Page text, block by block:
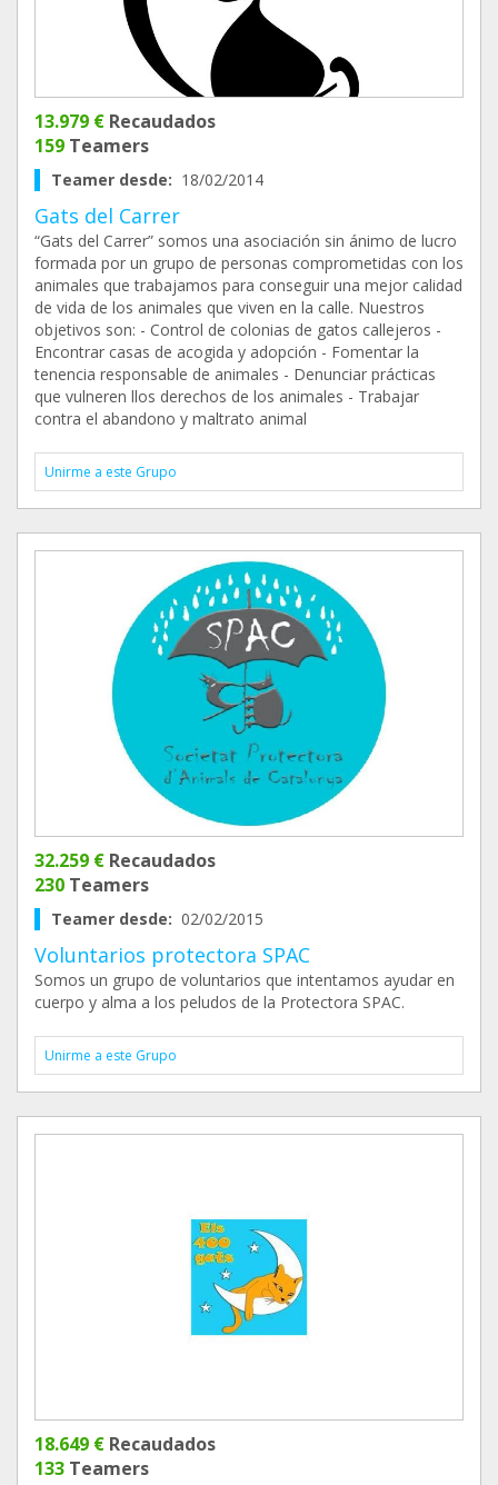
13.979 € Recaudados
159 Teamers
Teamer desde: 18/02/2014
Gats del Carrer
“Gats del Carrer” somos una asociación sin ánimo de lucro
formada por un grupo de personas comprometidas con los
animales que trabajamos para conseguir una mejor calidad
de vida de los animales que viven en la calle. Nuestros
objetivos son: - Control de colonias de gatos callejeros -
Encontrar casas de acogida y adopción - Fomentar la
tenencia responsable de animales - Denunciar prácticas
que vulneren llos derechos de los animales - Trabajar
contra el abandono y maltrato animal
Unirme a este Grupo
32.259 € Recaudados
230 Teamers
Teamer desde: 02/02/2015
Voluntarios protectora SPAC
Somos un grupo de voluntarios que intentamos ayudar en
cuerpo y alma a los peludos de la Protectora SPAC.
Unirme a este Grupo
18.649 € Recaudados
133 Teamers